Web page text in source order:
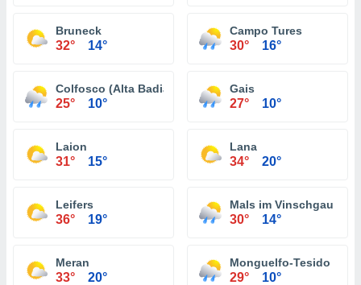
Bruneck
32° 14°
Campo Tures
30° 16°
Colfosco (Alta Badia)
25° 10°
Gais
27° 10°
Laion
31° 15°
Lana
34° 20°
Leifers
36° 19°
Mals im Vinschgau
30° 14°
Meran
33° 20°
Monguelfo-Tesido
29° 10°